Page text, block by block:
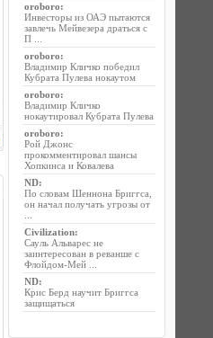
oroboro:
Инвесторы из ОАЭ пытаются
завлечь Мейвезера драться с
П ...
oroboro:
Владимир Кличко победил
Кубрата Пулева нокаутом
oroboro:
Владимир Кличко
нокаутировал Кубрата Пулева
oroboro:
Рой Джонс
прокомментировал шансы
Хопкинса и Ковалева
ND:
По словам Шеннона Бриггса,
он начал получать угрозы от
Civilization:
Сауль Альварес не
заинтересован в реванше с
Флойдом-Мей ...
ND:
Крис Берд научит Бриггса
защищаться